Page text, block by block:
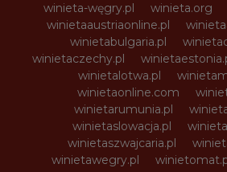
winieta-węgry.pl
winieta.org
winietaaustriaonline.pl
winietabulgaria.pl
winietaczechy.pl
winietalotwa.pl
winietaonline.com
winietarumunia.pl
winietaslowacja.pl
winietaszwajcaria.pl
winietawegry.pl